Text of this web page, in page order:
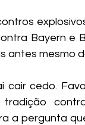
Bayern e
antes mesmo
cedo.
a pergunta